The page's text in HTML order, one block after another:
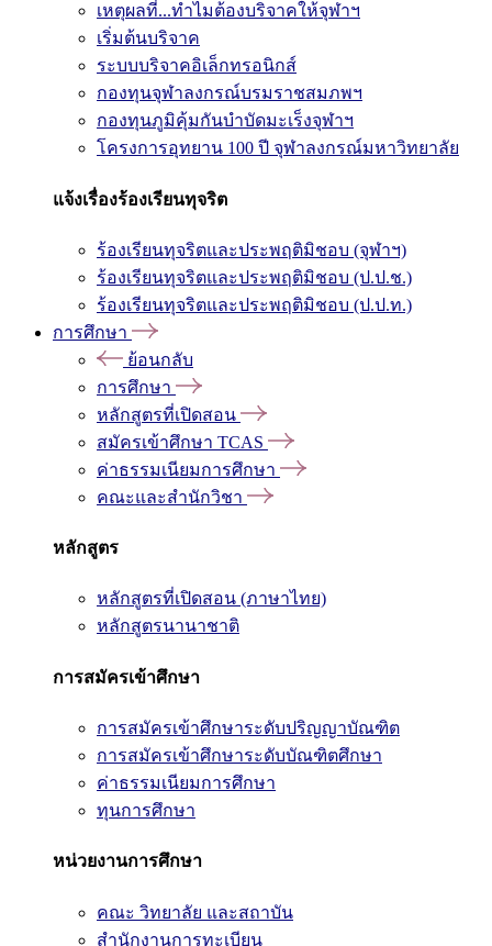
เหตุผลที่...ทำไมต้องบริจาคให้จุฬาฯ
เริ่มต้นบริจาค
ระบบบริจาคอิเล็กทรอนิกส์
กองทุนจุฬาลงกรณ์บรมราชสมภพฯ
กองทุนภูมิคุ้มกันบำบัดมะเร็งจุฬาฯ
โครงการอุทยาน 100 ปี จุฬาลงกรณ์มหาวิทยาลัย
แจ้งเรื่องร้องเรียนทุจริต
ร้องเรียนทุจริตและประพฤติมิชอบ (จุฬาฯ)
ร้องเรียนทุจริตและประพฤติมิชอบ (ป.ป.ช.)
ร้องเรียนทุจริตและประพฤติมิชอบ (ป.ป.ท.)
การศึกษา
ย้อนกลับ
การศึกษา
หลักสูตรที่เปิดสอน
สมัครเข้าศึกษา TCAS
ค่าธรรมเนียมการศึกษา
คณะและสำนักวิชา
หลักสูตร
หลักสูตรที่เปิดสอน (ภาษาไทย)
หลักสูตรนานาชาติ
การสมัครเข้าศึกษา
การสมัครเข้าศึกษาระดับปริญญาบัณฑิต
การสมัครเข้าศึกษาระดับบัณฑิตศึกษา
ค่าธรรมเนียมการศึกษา
ทุนการศึกษา
หน่วยงานการศึกษา
คณะ วิทยาลัย และสถาบัน
สำนักงานการทะเบียน